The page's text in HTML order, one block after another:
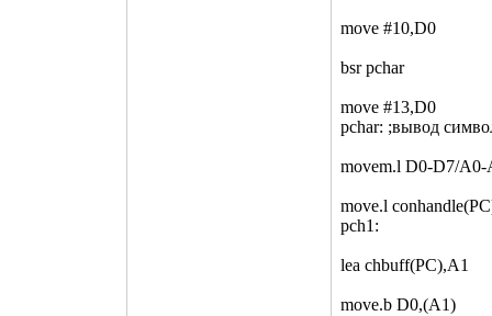
move #10,D0
bsr pchar
move #13,D0
pchar: ;вывод
movem.l D0-D7/A0-
move.l
pch1:
lea chbuff(PC),A1
move.b D0,(A1)